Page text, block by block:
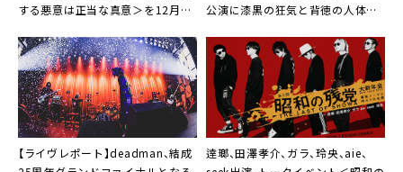
する悪意は正当な真意＞を12月開
公演に漆黒の狂気と背徳の人体実
【ライヴレポート】deadman、結成
逹瑯、田澤孝介、ガラ、玲央、aie、